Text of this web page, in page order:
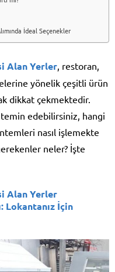
İdeal Seçenekler
Alan Yerler , restoran,
yönelik çeşitli ürün
dikkat çekmektedir.
edebilirsiniz, hangi
nasıl işlemekte
neler? İşte
Alan Yerler
Lokantanız İçin